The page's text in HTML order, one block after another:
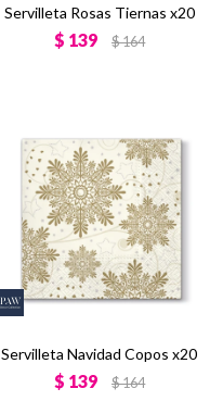
Servilleta Rosas Tiernas x20
$ 139 $164
Servilleta Navidad Copos x20
$ 139 $164